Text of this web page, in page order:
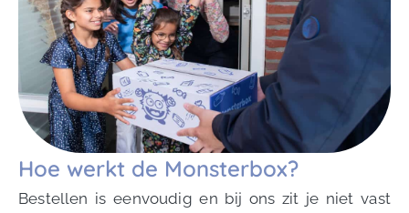
Hoe werkt de Monsterbox?
Bestellen is eenvoudig en bij ons zit je niet vast